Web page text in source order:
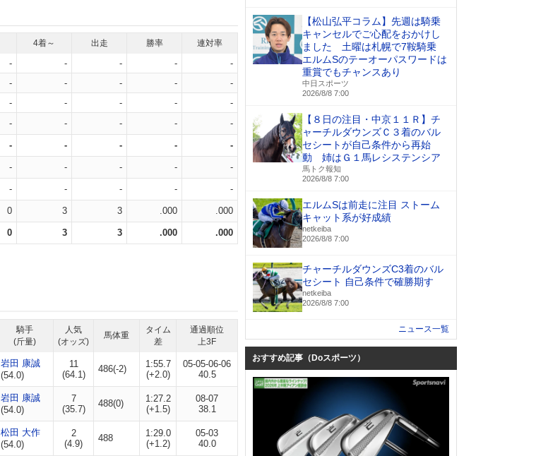
4着～ 出走 勝率 連対率
- - - -
-
- - - -
-
- - - -
-
- - - - -
- - - - -
- - - - -
- - - - -
0 3 3 .000 .000
0 3 3 .000 .000
騎手
(斤量)
人気
(オッズ)
馬体重
タイム
差
通過順位
上3F
岩田 康誠
(54.0)
11
(64.1)
486(-2)
1:55.7
(+2.0)
05-05-06-06
40.5
岩田 康誠
(54.0)
7
(35.7)
488(0)
1:27.2
(+1.5)
08-07
38.1
松田 大作
(54.0)
2
(4.9)
488
1:29.0
(+1.2)
05-03
40.0
【松山弘平コラム】先週は騎乗
キャンセルでご心配をおかけし
ました 土曜は札幌で7鞍騎乗
エルムSのテーオーパスワードは
重賞でもチャンスあり
中日スポーツ
2026/8/8 7:00
【８日の注目・中京１１Ｒ】チ
ャーチルダウンズＣ３着のバル
セシートが自己条件から再始
動 姉はＧ１馬レシステンシア
馬トク報知
2026/8/8 7:00
エルムSは前走に注目 ストーム
キャット系が好成績
netkeiba
2026/8/8 7:00
チャーチルダウンズC3着のバル
セシート 自己条件で確勝期す
netkeiba
2026/8/8 7:00
ニュース一覧
おすすめ記事（Doスポーツ）